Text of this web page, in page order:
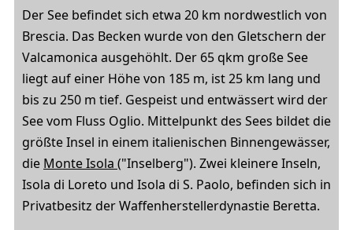
Der See befindet sich etwa 20 km nordwestlich von
Brescia. Das Becken wurde von den Gletschern der
Valcamonica ausgehöhlt. Der 65 qkm große See
liegt auf einer Höhe von 185 m, ist 25 km lang und
bis zu 250 m tief. Gespeist und entwässert wird der
See vom Fluss Oglio. Mittelpunkt des Sees bildet die
größte Insel in einem italienischen Binnengewässer,
die Monte Isola ("Inselberg"). Zwei kleinere Inseln,
Isola di Loreto und Isola di S. Paolo, befinden sich in
Privatbesitz der Waffenherstellerdynastie Beretta.